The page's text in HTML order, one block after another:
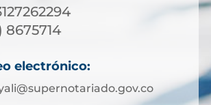
8675714
electrónico: